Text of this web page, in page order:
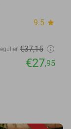
9.5 star
€37,15
€27,95